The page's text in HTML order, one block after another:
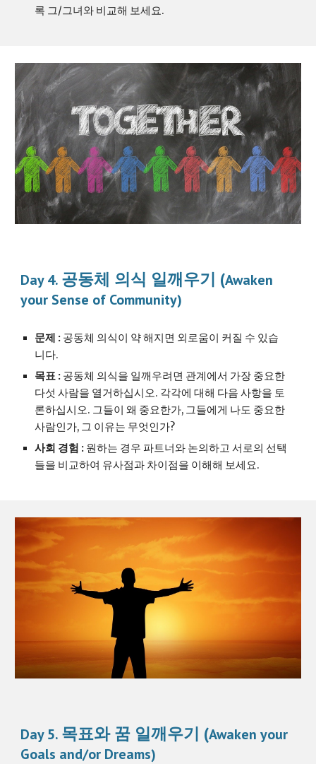
록 그/그녀와 비교해 보세요.
Day 4. 공동체 의식 일깨우기 (Awaken
your Sense of Community)
문제 : 공동체 의식이 약 해지면 외로움이 커질 수 있습
니다.
목표 : 공동체 의식을 일깨우려면 관계에서 가장 중요한
다섯 사람을 열거하십시오. 각각에 대해 다음 사항을 토
론하십시오. 그들이 왜 중요한가, 그들에게 나도 중요한
사람인가, 그 이유는 무엇인가?
사회 경험 : 원하는 경우 파트너와 논의하고 서로의 선택
들을 비교하여 유사점과 차이점을 이해해 보세요.
Day 5. 목표와 꿈 일깨우기 (Awaken your
Goals and/or Dreams)